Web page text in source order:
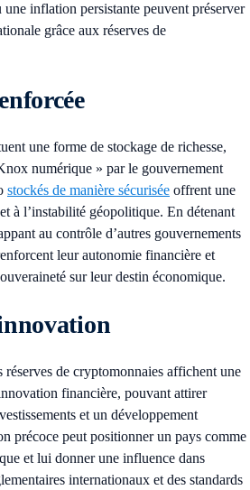
inflation persistante peuvent préserver
grâce aux réserves de
une forme de stockage de richesse,
numérique » par le gouvernement
stockés de manière sécurisée offrent une
à l’instabilité géopolitique. En détenant
au contrôle d’autres gouvernements
leur autonomie financière et
sur leur destin économique.
réserves de cryptomonnaies affichent une
financière, pouvant attirer
et un développement
précoce peut positionner un pays comme
et lui donner une influence dans
internationaux et des standards